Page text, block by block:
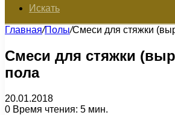
Искать
Главная/Полы/Смеси для стяжки
Смеси для стяжки
пола
20.01.2018
0 Время чтения: 5 мин.